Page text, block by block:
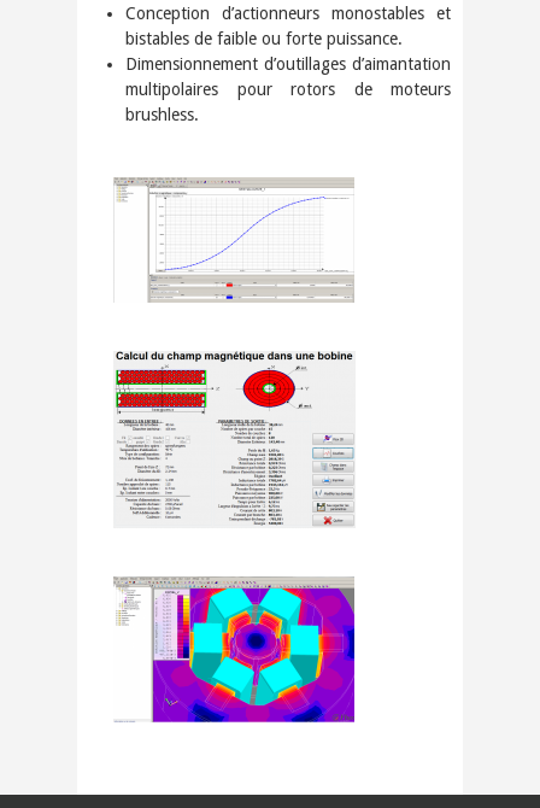
Conception d’actionneurs monostables et
bistables de faible ou forte puissance.
Dimensionnement d’outillages d’aimantation
multipolaires pour rotors de moteurs
brushless.